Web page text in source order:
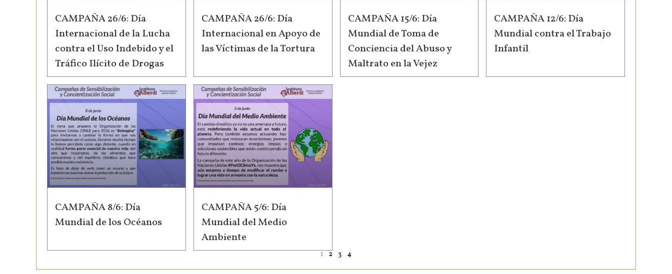
CAMPAÑA 26/6: Día
Internacional de la Lucha
contra el Uso Indebido y el
Tráfico Ilícito de Drogas
CAMPAÑA 26/6: Día
Internacional en Apoyo de
las Víctimas de la Tortura
CAMPAÑA 15/6: Día
Mundial de Toma de
Conciencia del Abuso y
Maltrato en la Vejez
CAMPAÑA 12/6: Día
Mundial contra el Trabajo
Infantil
CAMPAÑA 8/6: Día
Mundial de los Océanos
CAMPAÑA 5/6: Día
Mundial del Medio
Ambiente
1 2 3 4